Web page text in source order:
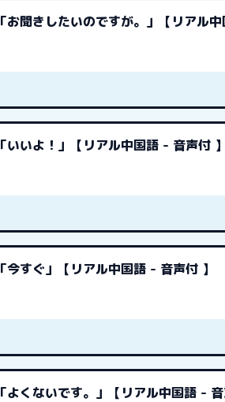
「お聞きしたいのですが。」【リアル
「いいよ！」【リアル中国語 - 音声付 】
「今すぐ」【リアル中国語 - 音声付 】
「よくないです。」【リアル中国語 - 音